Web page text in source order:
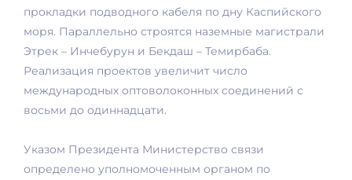
прокладки подводного кабеля по дну Каспийского
моря. Параллельно строятся наземные магистрали
Этрек – Инчебурун и Бекдаш – Темирбаба.
Реализация проектов увеличит число
международных оптоволоконных соединений с
восьми до одиннадцати.
Указом Президента Министерство связи
определено уполномоченным органом по